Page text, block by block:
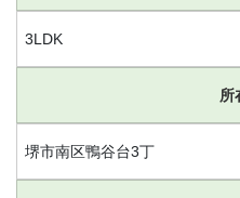
3LDK
所
堺市南区鴨谷台3丁